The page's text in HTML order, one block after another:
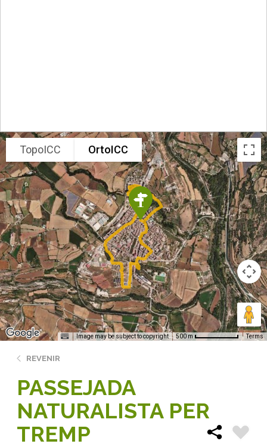
TopoICC OrtoICC
Image may be subject to copyright 500 m Terms
REVENIR
PASSEJADA
NATURALISTA PER
TREMP